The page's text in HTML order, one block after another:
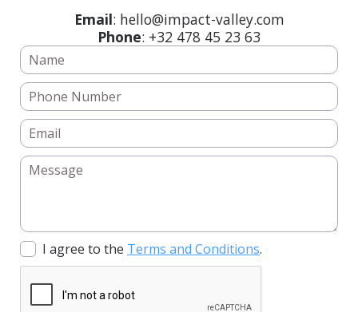
Email: hello@impact-valley.com
Phone: +32 478 45 23 63
I agree to the Terms and Conditions.